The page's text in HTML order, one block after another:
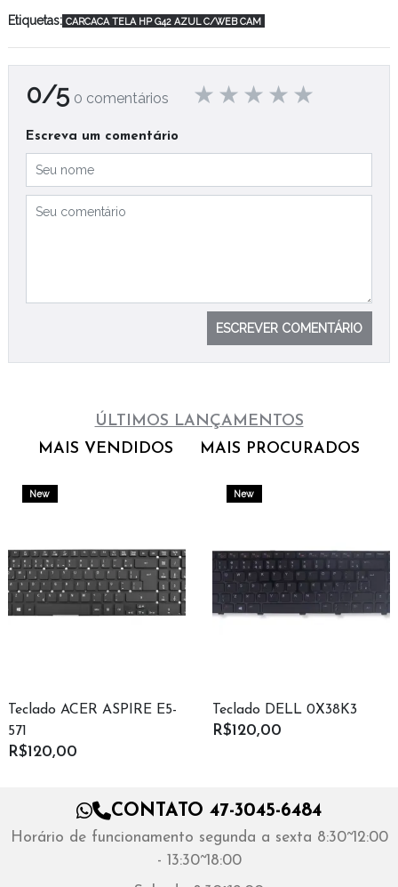
Etiquetas: CARCACA TELA HP G42 AZUL C/WEB CAM
0/5 0 comentários
Escreva um comentário
ESCREVER COMENTÁRIO
ÚLTIMOS LANÇAMENTOS
MAIS VENDIDOS
MAIS PROCURADOS
New
Teclado ACER ASPIRE E5-
571
R$120,00
New
Teclado DELL 0X38K3
R$120,00
CONTATO 47-3045-6484
Horário de funcionamento segunda a sexta 8:30~12:00
- 13:30~18:00